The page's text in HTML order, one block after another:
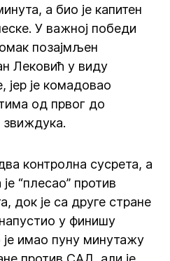
а био је капитен
У важној победи
позајмљен
Лековић у виду
јер је комадовао
од првог до
звиждука.
контролна сусрета, а
“плесао” против
док је са друге стране
у финишу
имао пуну минутажу